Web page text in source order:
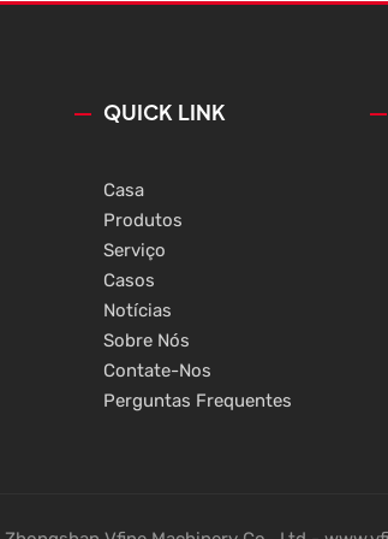
QUICK LINK
Casa
Produtos
Serviço
Casos
Notícias
Sobre Nós
Contate-Nos
Perguntas Frequentes